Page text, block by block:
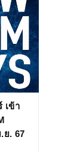
เข้า
ย. 67